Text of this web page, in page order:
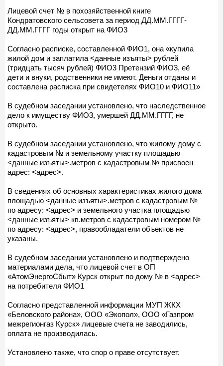
Лицевой счет № в похозяйственной книге
Кондратовского сельсовета за период ДД.ММ.ГГГГ-
ДД.ММ.ГГГГ годы открыт на ФИО3
Согласно расписке, составленной ФИО1, она «купила
жилой дом и заплатила <данные изъяты> рублей
(тридцать тысяч рублей) ФИО3 Претензий ФИО3, её
дети и внуки, родственники не имеют. Деньги отданы и
составлена расписка при свидетелях ФИО10 и ФИО11»
В судебном заседании установлено, что наследственное
дело к имуществу ФИО3, умершей ДД.ММ.ГГГГ, не
открыто.
В судебном заседании установлено, что жилому дому с
кадастровым № и земельному участку площадью
<данные изъяты>.метров с кадастровым № присвоен
адрес: <адрес>.
В сведениях об основных характеристиках жилого дома
площадью <данные изъяты>.метров с кадастровым №
по адресу: <адрес> и земельного участка площадью
<данные изъяты> кв.метров с кадастровым номером №
по адресу: <адрес>, правообладатели объектов не
указаны.
В судебном заседании установлено и подтверждено
материалами дела, что лицевой счет в ОП
«АтомЭнергоСбыт» Курск открыт по дому № в <адрес>
на потребителя ФИО1
Согласно представленной информации МУП ЖКХ
«Беловского района», ООО «Экопол», ООО «Газпром
межрегионгаз Курск» лицевые счета не заводились,
оплата не производилась.
Установлено также, что спор о праве отсутствует.